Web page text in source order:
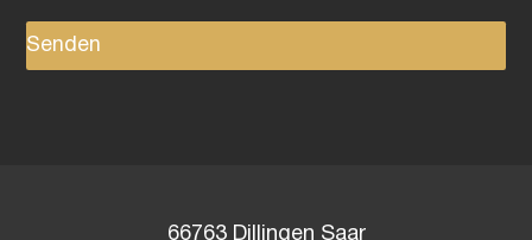
66763 Dillingen Saar